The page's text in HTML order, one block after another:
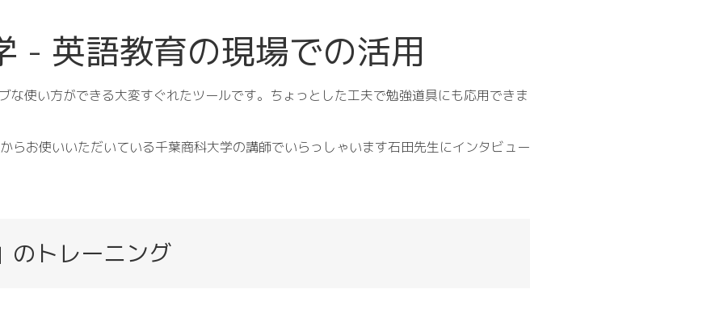
- 英語教育の現場での活用
な使い方ができる大変すぐれたツールです。ちょっとした工夫で勉強道具にも応用できま
らお使いいただいている千葉商科大学の講師でいらっしゃいます石田先生にインタビュー
のトレーニング